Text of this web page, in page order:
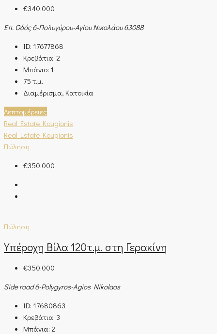
€340.000
Επ. Οδός 6-Πολυγύρου-Αγίου Νικολάου 63088
ID: 17677868
Κρεβάτια: 2
Μπάνιο: 1
75 τ.μ.
Διαμέρισμα, Κατοικία
Λεπτομέρειες
Real Estate Kougionis
Real Estate Kougionis
Πώληση
€350.000
Πώληση
Υπέροχη Βίλα 120τ.μ. στη Γερακίνη
€350.000
Side road 6-Polygyros-Agios Nikolaos
ID: 17680863
Κρεβάτια: 3
Μπάνια: 2